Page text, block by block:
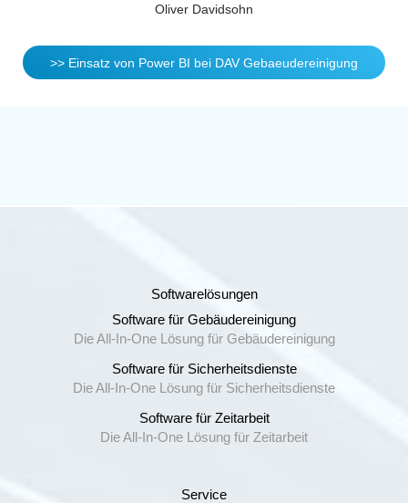
Oliver Davidsohn
>> Einsatz von Power BI bei DAV Gebaeudereinigung
Softwarelösungen
Software für Gebäudereinigung
Die All-In-One Lösung für Gebäudereinigung
Software für Sicherheitsdienste
Die All-In-One Lösung für Sicherheitsdienste
Software für Zeitarbeit
Die All-In-One Lösung für Zeitarbeit
Service